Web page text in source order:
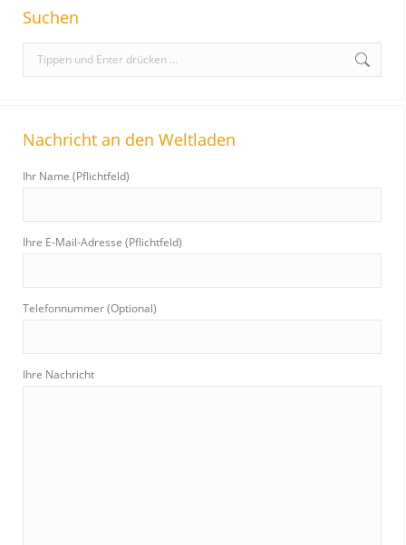
Suchen
e
c
:
Nachricht an den Weltladen
Ihr Name (Pflichtfeld)
Ihre E-Mail-Adresse (Pflichtfeld)
Telefonnummer (Optional)
Ihre Nachricht